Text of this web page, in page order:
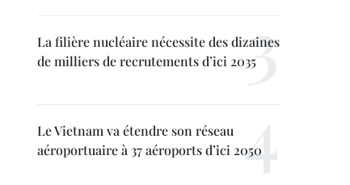
La filière nucléaire nécessite des dizaines
de milliers de recrutements d’ici 2035
Le Vietnam va étendre son réseau
aéroportuaire à 37 aéroports d’ici 2050